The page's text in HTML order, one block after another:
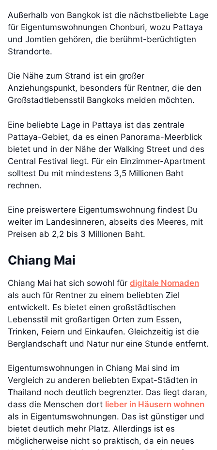
Außerhalb von Bangkok ist die nächstbeliebte Lage
für Eigentumswohnungen Chonburi, wozu Pattaya
und Jomtien gehören, die berühmt-berüchtigten
Strandorte.
Die Nähe zum Strand ist ein großer
Anziehungspunkt, besonders für Rentner, die den
Großstadtlebensstil Bangkoks meiden möchten.
Eine beliebte Lage in Pattaya ist das zentrale
Pattaya-Gebiet, da es einen Panorama-Meerblick
bietet und in der Nähe der Walking Street und des
Central Festival liegt. Für ein Einzimmer-Apartment
solltest Du mit mindestens 3,5 Millionen Baht
rechnen.
Eine preiswertere Eigentumswohnung findest Du
weiter im Landesinneren, abseits des Meeres, mit
Preisen ab 2,2 bis 3 Millionen Baht.
Chiang Mai
Chiang Mai hat sich sowohl für digitale Nomaden
als auch für Rentner zu einem beliebten Ziel
entwickelt. Es bietet einen großstädtischen
Lebensstil mit großartigen Orten zum Essen,
Trinken, Feiern und Einkaufen. Gleichzeitig ist die
Berglandschaft und Natur nur eine Stunde entfernt.
Eigentumswohnungen in Chiang Mai sind im
Vergleich zu anderen beliebten Expat-Städten in
Thailand noch deutlich begrenzter. Das liegt daran,
dass die Menschen dort lieber in Häusern wohnen
als in Eigentumswohnungen. Das ist günstiger und
bietet deutlich mehr Platz. Allerdings ist es
möglicherweise nicht so praktisch, da ein neues